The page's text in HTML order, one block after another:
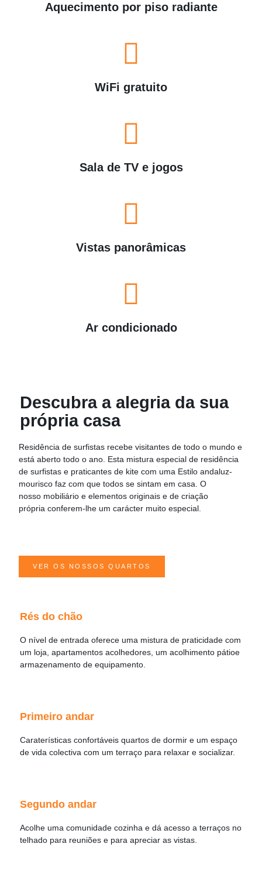
Aquecimento por piso radiante
WiFi gratuito
Sala de TV e jogos
Vistas panorâmicas
Ar condicionado
Descubra a alegria da sua
própria casa
Residência de surfistas recebe visitantes de todo o mundo e
está aberto todo o ano. Esta mistura especial de residência
de surfistas e praticantes de kite com uma Estilo andaluz-
mourisco faz com que todos se sintam em casa. O
nosso mobiliário e elementos originais e de criação
própria conferem-lhe um carácter muito especial.
VER OS NOSSOS QUARTOS
Rés do chão
O nível de entrada oferece uma mistura de praticidade com
um loja apartamentos acolhedores , um acolhimento pátioe
armazenamento de equipamento
Primeiro andar
Caraterísticas confortáveis quartos de dormir e um espaço
de vida colectiva com um terraço para relaxar e socializar.
Segundo andar
Acolhe uma comunidade cozinha e dá acesso a terraços no
telhado para reuniões e para apreciar as vistas.